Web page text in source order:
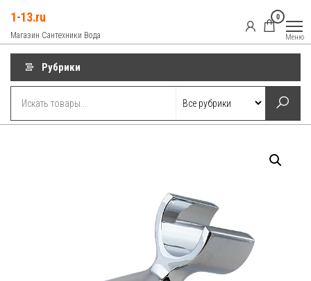
содержимому
1-13.ru
Магазин Сантехники Вода
0
Меню
Рубрики